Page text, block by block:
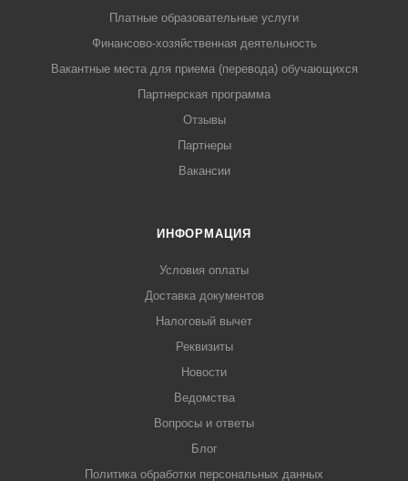
Платные образовательные услуги
Финансово-хозяйственная деятельность
Вакантные места для приема (перевода) обучающихся
Партнерская программа
Отзывы
Партнеры
Вакансии
ИНФОРМАЦИЯ
Условия оплаты
Доставка документов
Налоговый вычет
Реквизиты
Новости
Ведомства
Вопросы и ответы
Блог
Политика обработки персональных данных